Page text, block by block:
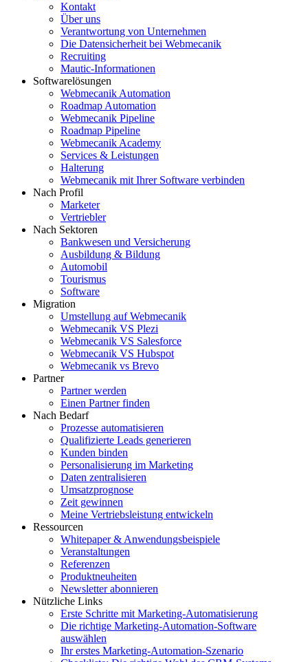
Kontakt
Über uns
Verantwortung von Unternehmen
Die Datensicherheit bei Webmecanik
Recruiting
Mautic-Informationen
Softwarelösungen
Webmecanik Automation
Roadmap Automation
Webmecanik Pipeline
Roadmap Pipeline
Webmecanik Academy
Services & Leistungen
Halterung
Webmecanik mit Ihrer Software verbinden
Nach Profil
Marketer
Vertriebler
Nach Sektoren
Bankwesen und Versicherung
Ausbildung & Bildung
Automobil
Tourismus
Software
Migration
Umstellung auf Webmecanik
Webmecanik VS Plezi
Webmecanik VS Salesforce
Webmecanik VS Hubspot
Webmecanik vs Brevo
Partner
Partner werden
Einen Partner finden
Nach Bedarf
Prozesse automatisieren
Qualifizierte Leads generieren
Kunden binden
Personalisierung im Marketing
Daten zentralisieren
Umsatzprognose
Zeit gewinnen
Meine Vertriebsleistung entwickeln
Ressourcen
Whitepaper & Anwendungsbeispiele
Veranstaltungen
Referenzen
Produktneuheiten
Newsletter abonnieren
Nützliche Links
Erste Schritte mit Marketing-Automatisierung
Die richtige Marketing-Automation-Software
auswählen
Ihr erstes Marketing-Automation-Szenario